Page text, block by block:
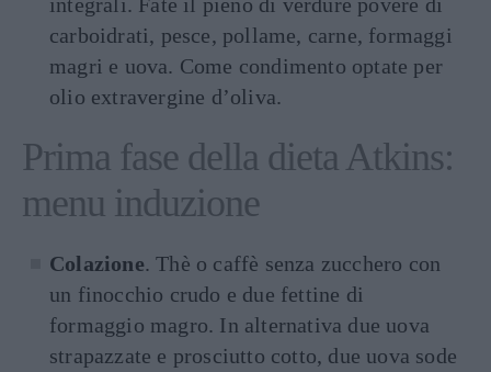
carboidrati, pesce, pollame, carne, formaggi
magri e uova. Come condimento optate per
olio extravergine d’oliva.
Prima fase della dieta Atkins:
menu induzione
Colazione. Thè o caffè senza zucchero con
un finocchio crudo e due fettine di
formaggio magro. In alternativa due uova
strapazzate e prosciutto cotto, due uova sode